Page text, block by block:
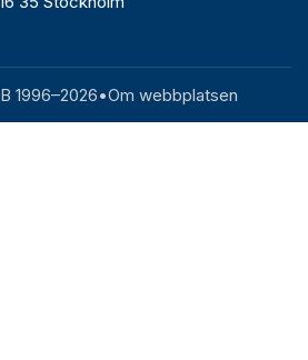
1996–2026•Om webbplatsen